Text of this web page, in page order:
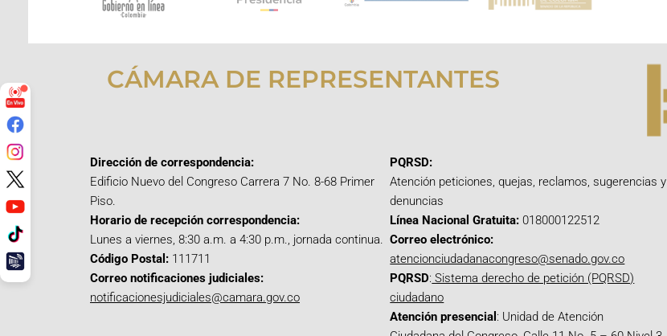
CÁMARA DE REPRESENTANTES
Dirección de correspondencia:
Edificio Nuevo del Congreso Carrera 7 No. 8-68 Primer
Piso.
Horario de recepción correspondencia:
Lunes a viernes, 8:30 a.m. a 4:30 p.m., jornada continua.
Código Postal: 111711
Correo notificaciones judiciales:
notificacionesjudiciales@camara.gov.co
PQRSD:
Atención peticiones, quejas, reclamos, sugerencias y
denuncias
Línea Nacional Gratuita: 018000122512
Correo electrónico:
atencionciudadanacongreso@senado.gov.co
PQRSD: Sistema derecho de petición (PQRSD)
ciudadano
Atención presencial : Unidad de Atención